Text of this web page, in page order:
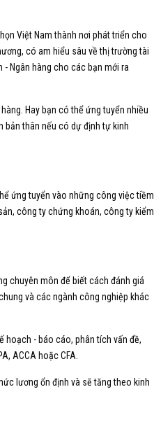
Việt Nam thành nơi phát triển cho
có am hiểu sâu về thị trường tài
- Ngân hàng cho các bạn mới ra
Hay bạn có thể ứng tuyển nhiều
bản thân nếu có dự định tự kinh
ứng tuyển vào những công việc tiềm
công ty chứng khoán, công ty kiểm
chuyên môn để biết cách đánh giá
và các ngành công nghiệp khác
hoạch - báo cáo, phân tích vấn đề,
ACCA hoặc CFA.
lương ổn định và sẽ tăng theo kinh